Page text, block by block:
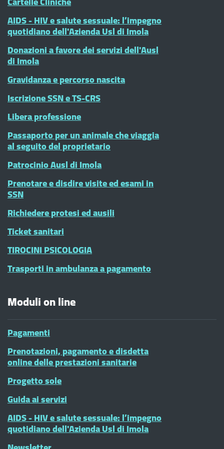
AIDS - HIV e salute sessuale: l’impegno
quotidiano dell'Azienda Usl di Imola
Donazioni a favore dei servizi dell'Ausl
di Imola
Gravidanza e percorso nascita
Iscrizione SSN e TS-CRS
Libera professione
Passaporto per un animale che viaggia
al seguito del proprietario
Patrocinio Ausl di Imola
Prenotare e disdire visite ed esami in
SSN
Richiedere protesi ed ausili
Ticket sanitari
TIROCINI PSICOLOGIA
Trasporti in ambulanza a pagamento
Moduli on line
Pagamenti
Prenotazioni, pagamento e disdetta
online delle prestazioni sanitarie
Progetto sole
Guida ai servizi
AIDS - HIV e salute sessuale: l’impegno
quotidiano dell'Azienda Usl di Imola